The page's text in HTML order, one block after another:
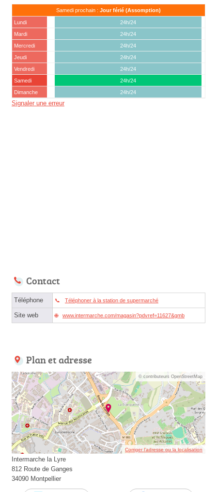
Samedi prochain : Jour férié (Assomption)
Lundi
24h/24
Mardi
24h/24
Mercredi
24h/24
Jeudi
24h/24
Vendredi
24h/24
Samedi
24h/24
Dimanche
24h/24
Signaler une erreur
Contact
Téléphone Téléphoner à la station de supermarché
Site web www.intermarche.com/magasin?pdvref=11627&gmb
Plan et adresse
© contributeurs OpenStreetMap
Corriger l’adresse ou la localisation
Intermarche la Lyre
812 Route de Ganges
34090 Montpellier